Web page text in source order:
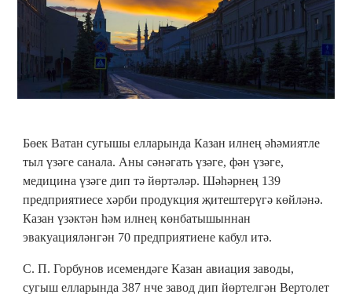
Бөек Ватан сугышы елларында Казан илнең әһәмиятле
тыл үзәге санала. Аны сәнәгать үзәге, фән үзәге,
медицина үзәге дип тә йөртәләр. Шәһәрнең 139
предприятиесе хәрби продукция җитештерүгә көйләнә.
Казан үзәктән һәм илнең көнбатышыннан
эвакуацияләнгән 70 предприятиене кабул итә.
С. П. Горбунов исемендәге Казан авиация заводы,
сугыш елларында 387 нче завод дип йөртелгән Вертолет